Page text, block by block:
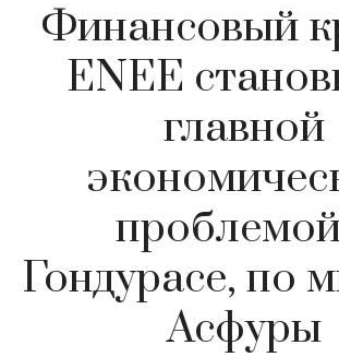
Финансовый
ENEE
главной
Гондурасе, по
Асфуры